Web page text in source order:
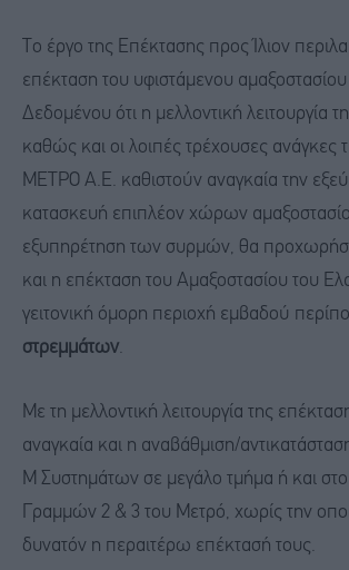
Το έργο της Επέκτασης προς Ίλιον
επέκταση του υφιστάμενου
Δεδομένου ότι η μελλοντική λειτουργία
καθώς και οι λοιπές τρέχουσες
ΜΕΤΡΟ Α.Ε. καθιστούν αναγκαία την
κατασκευή επιπλέον χώρων
εξυπηρέτηση των συρμών, θα
και η επέκταση του Αμαξοστασίου του
γειτονική όμορη περιοχή εμβαδού
στρεμμάτων.
Με τη μελλοντική λειτουργία της
αναγκαία και η αναβάθμιση/
Μ Συστημάτων σε μεγάλο τμήμα ή και
Γραμμών 2 & 3 του Μετρό, χωρίς την
δυνατόν η περαιτέρω επέκτασή τους.